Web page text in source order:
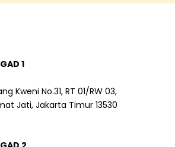
1
Kweni No.31, RT 01/RW 03,
Jati, Jakarta Timur 13530